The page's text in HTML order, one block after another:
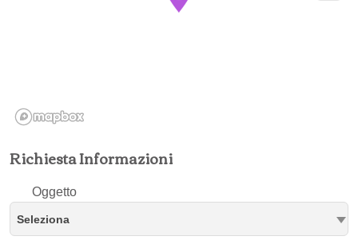
Richiesta Informazioni
Oggetto
Seleziona